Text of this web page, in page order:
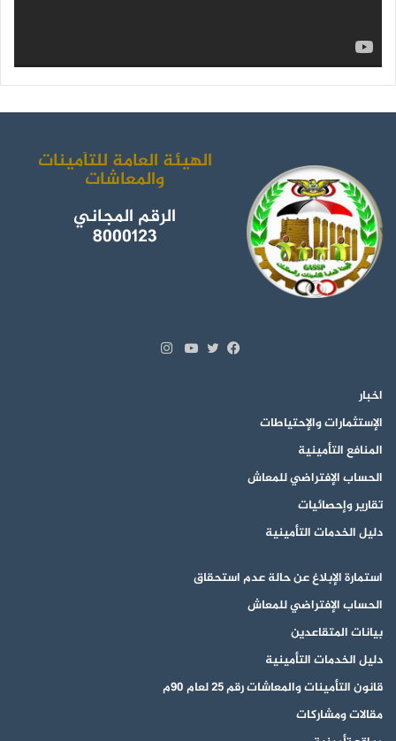
الهيئة العامة للتأمينات
والمعاشات
الرقم المجاني
8000123
اخبار
الإستثمارات والإحتياطات
المنافع التأمينية
الحساب الإفتراضي للمعاش
تقارير وإحصائيات
دليل الخدمات التأمينية
استمارة الإبلاغ عن حالة عدم استحقاق
الحساب الإفتراضي للمعاش
بيانات المتقاعدين
دليل الخدمات التأمينية
قانون التأمينات والمعاشات رقم 25 لعام 90م
مقالات ومشاركات